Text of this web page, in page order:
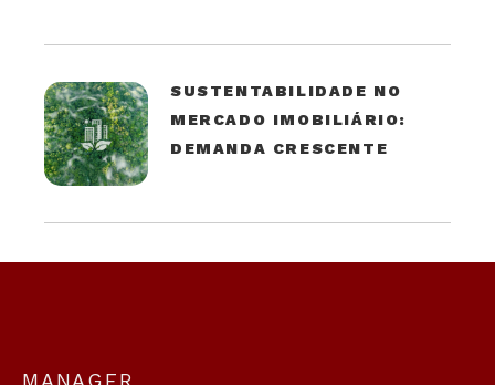
SUSTENTABILIDADE NO
MERCADO IMOBILIÁRIO:
DEMANDA CRESCENTE
MANAGER